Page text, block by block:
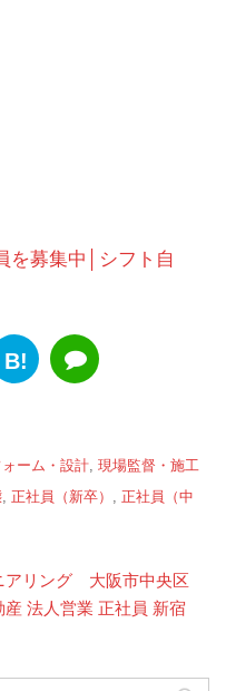
を募集中│シフト自
B!
ォーム・設計 現場監督・施工
正社員（新卒）
正社員（中
アリング 大阪市中央区
法人営業 正社員 新宿